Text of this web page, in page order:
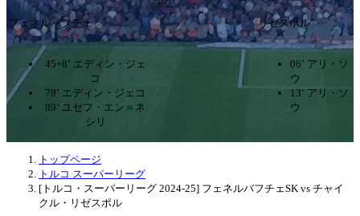
3ｰ2
フェネルバフチェ
リゼスポル
45+8’ エディン・ジェ
コ
79’ エディン・ジェコ
89’ ユセフ・エン＝ネ
シリ
06’ アリ・ソ
ウ
13’ アリ・ソ
ウ
トップページ
トルコ スーパーリーグ
[トルコ・スーパーリーグ 2024-25] フェネルバフチェSK vs チャイ
クル・リゼスポル